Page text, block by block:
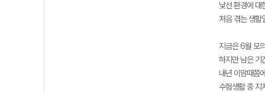
낯선 환경에 대
처음 겪는 생활
지금은 6월 모
하지만 남은 기
내년 이맘때쯤
수험생활 중 지